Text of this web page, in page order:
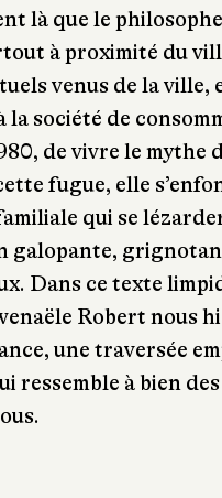
là que le
à proximité du
venus de la ville,
société de
de vivre le mythe
fugue, elle
qui se
galopante,
Dans ce texte
Robert nous
une traversée
ressemble à bien